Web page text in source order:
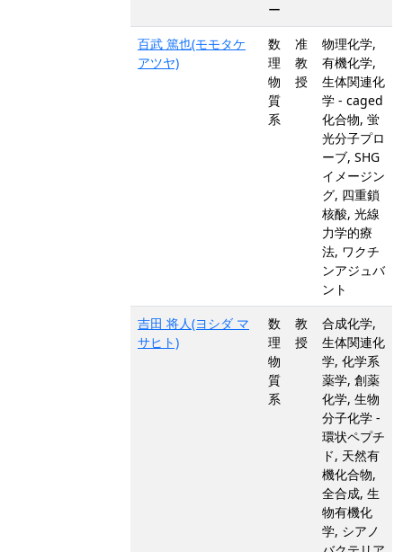
ー
百武 篤也(モモタケ
アツヤ)
数
理
物
質
系
准
教
授
物理化学,
有機化学,
生体関連化
学 - caged
化合物, 蛍
光分子プロ
ーブ, SHG
イメージン
グ, 四重鎖
核酸, 光線
力学的療
法, ワクチ
ンアジュバ
ント
吉田 将人(ヨシダ マ
サヒト)
数
理
物
質
系
教
授
合成化学,
生体関連化
学, 化学系
薬学, 創薬
化学, 生物
分子化学 -
環状ペプチ
ド, 天然有
機化合物,
全合成, 生
物有機化
学, シアノ